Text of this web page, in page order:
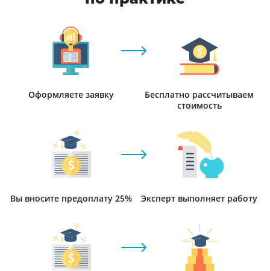
Оформляете заявку
Бесплатно рассчитываем
стоимость
Вы вносите предоплату 25% Эксперт выполняет работу